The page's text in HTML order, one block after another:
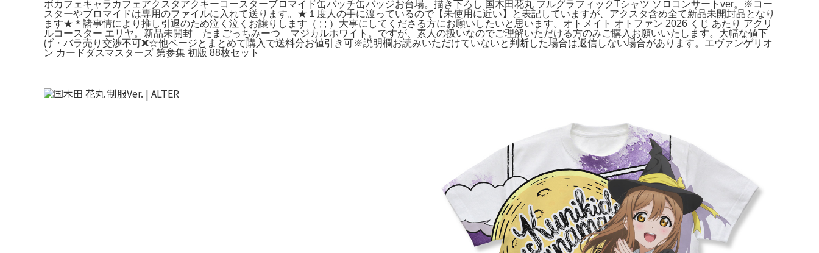
ボカフェキャラカフェアクスタアクキーコースターブロマイド缶バッチ缶バッジお台場。描き下ろし 国木田花丸 フルグラフィックTシャツ ソロコンサートver。※コー
スターやブロマイドは専用のファイルに入れて送ります。★１度人の手に渡っているので【未使用に近い】と表記していますが、アクスタ含め全て新品未開封品となり
ます★＊諸事情により推し引退のため泣く泣くお譲りします（ ; ; ）大事にしてくださる方にお願いしたいと思います。オトメイト オトファン 2026 くじ あたり アクリ
ルコースター エリヤ。新品未開封 たまごっちみーつ マジカルホワイト。ですが、素人の扱いなのでご理解いただける方のみご購入お願いいたします。大幅な値下
げ・バラ売り交渉不可❌☆他ページとまとめて購入で送料分お値引き可※説明欄お読みいただけていないと判断した場合は返信しない場合があります。エヴァンゲリオ
ン カードダスマスターズ 第参集 初版 88枚セット